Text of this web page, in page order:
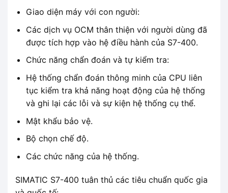
Giao diện máy với con người:
Các dịch vụ OCM thân thiện với người dùng đã
được tích hợp vào hệ điều hành của S7-400.
Chức năng chẩn đoán và tự kiểm tra:
Hệ thống chẩn đoán thông minh của CPU liên
tục kiểm tra khả năng hoạt động của hệ thống
và ghi lại các lỗi và sự kiện hệ thống cụ thể.
Mật khẩu bảo vệ.
Bộ chọn chế độ.
Các chức năng của hệ thống.
SIMATIC S7-400 tuân thủ các tiêu chuẩn quốc gia